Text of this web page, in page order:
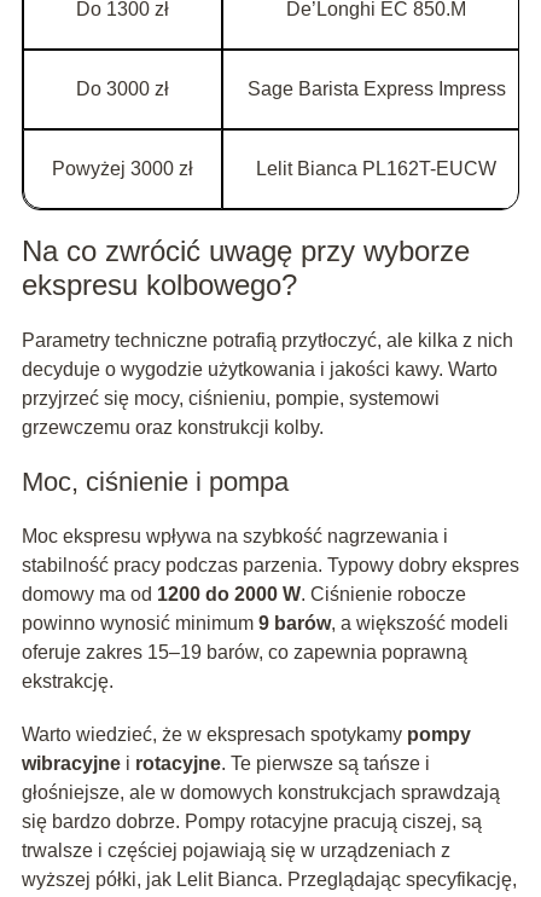
Do 1300 zł De’Longhi EC 850.M
Do 3000 zł Sage Barista Express Impress
Powyżej 3000 zł Lelit Bianca PL162T-EUCW
Na co zwrócić uwagę przy wyborze
ekspresu kolbowego?
Parametry techniczne potrafią przytłoczyć, ale kilka z nich
decyduje o wygodzie użytkowania i jakości kawy. Warto
przyjrzeć się mocy, ciśnieniu, pompie, systemowi
grzewczemu oraz konstrukcji kolby.
Moc, ciśnienie i pompa
Moc ekspresu wpływa na szybkość nagrzewania i
stabilność pracy podczas parzenia. Typowy dobry ekspres
domowy ma od 1200 do 2000 W. Ciśnienie robocze
powinno wynosić minimum 9 barów, a większość modeli
oferuje zakres 15–19 barów, co zapewnia poprawną
ekstrakcję.
Warto wiedzieć, że w ekspresach spotykamy pompy
wibracyjnei rotacyjne. Te pierwsze są tańsze i
głośniejsze, ale w domowych konstrukcjach sprawdzają
się bardzo dobrze. Pompy rotacyjne pracują ciszej, są
trwalsze i częściej pojawiają się w urządzeniach z
wyższej półki, jak Lelit Bianca. Przeglądając specyfikację,